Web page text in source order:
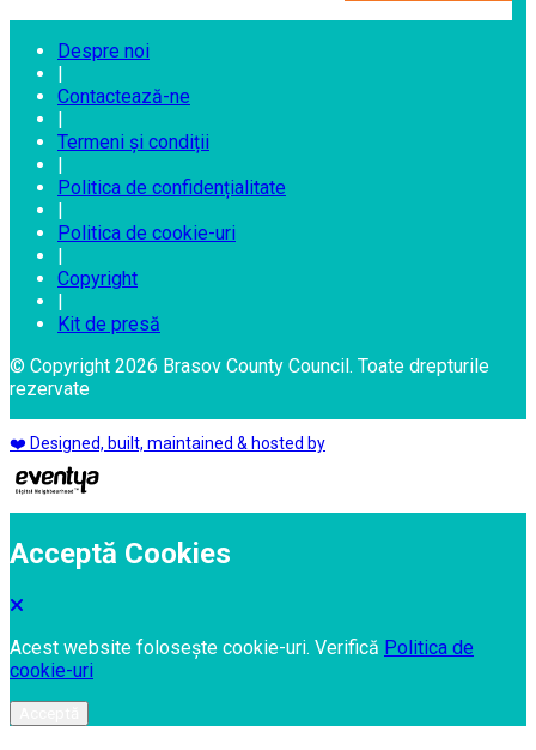
Despre noi
Contactează-ne
Termeni și condiții
Politica de confidențialitate
Politica de cookie-uri
Copyright
Kit de presă
© Copyright 2026 Brasov County Council. Toate drepturile
rezervate
❤️ Designed, built, maintained & hosted by
Acceptă Cookies
Acest website folosește cookie-uri. Verifică Politica de
cookie-uri